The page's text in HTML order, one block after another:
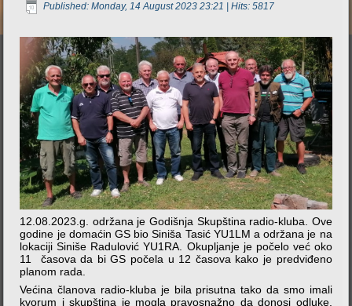
Published: Monday, 14 August 2023 23:21 | Hits: 5817
12.08.2023.g. održana je Godišnja Skupština radio-kluba. Ove
godine je domaćin GS bio Siniša Tasić YU1LM a održana je na
lokaciji Siniše Radulović YU1RA. Okupljanje je počelo već oko
11 časova da bi GS počela u 12 časova kako je predviđeno
planom rada.
Većina članova radio-kluba je bila prisutna tako da smo imali
kvorum i skupština je mogla pravosnažno da donosi odluke.